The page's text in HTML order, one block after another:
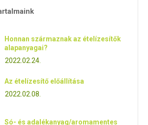
Honnan származnak az ételízesítők
alapanyagai?
2022.02.24.
Az ételízesítő előállítása
2022.02.08.
Só- és adalékanyag/aromamentes